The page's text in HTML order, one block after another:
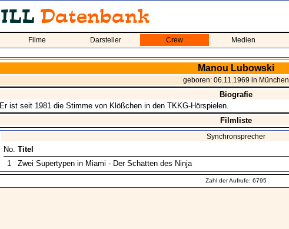
Filme Darsteller Crew Medien
Manou Lubowski
geboren: 06.11.1969 in München
Biografie
Er ist seit 1981 die Stimme von Klößchen in den TKKG-Hörspielen.
Filmliste
Synchronsprecher
No. Titel
1
Zwei Supertypen in Miami - Der Schatten des Ninja
Zahl der Aufrufe: 6795